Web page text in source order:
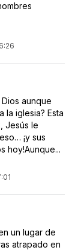
aunque
la iglesia? Esta
Jesús le
¡y sus
hoy!Aunque...
un lugar de
atrapado en